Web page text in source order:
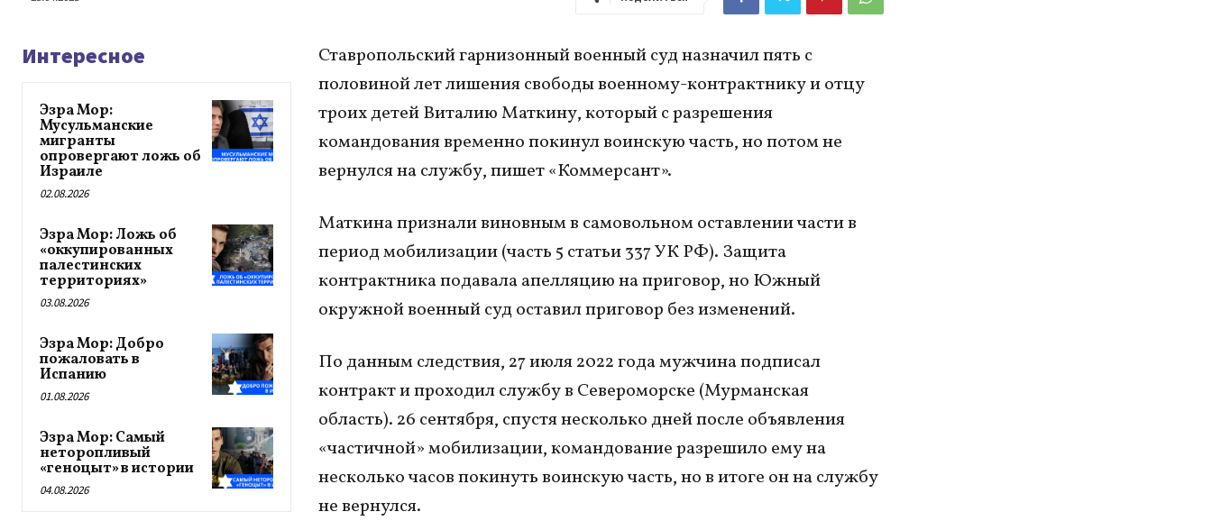
Интересное
Эзра Мор:
Мусульманские
мигранты
опровергают ложь об
Израиле
02.08.2026
Эзра Мор: Ложь об
«оккупированных
палестинских
территориях»
03.08.2026
Эзра Мор: Добро
пожаловать в
Испанию
01.08.2026
Эзра Мор: Самый
неторопливый
«геноцыт» в истории
04.08.2026
Ставропольский гарнизонный военный суд назначил пять с
половиной лет лишения свободы военному-контрактнику и отцу
троих детей Виталию Маткину, который с разрешения
командования временно покинул воинскую часть, но потом не
вернулся на службу, пишет «Коммерсант».
Маткина признали виновным в самовольном оставлении части в
период мобилизации (часть 5 статьи 337 УК РФ). Защита
контрактника подавала апелляцию на приговор, но Южный
окружной военный суд оставил приговор без изменений.
По данным следствия, 27 июля 2022 года мужчина подписал
контракт и проходил службу в Североморске (Мурманская
область). 26 сентября, спустя несколько дней после объявления
«частичной» мобилизации, командование разрешило ему на
несколько часов покинуть воинскую часть, но в итоге он на службу
не вернулся.